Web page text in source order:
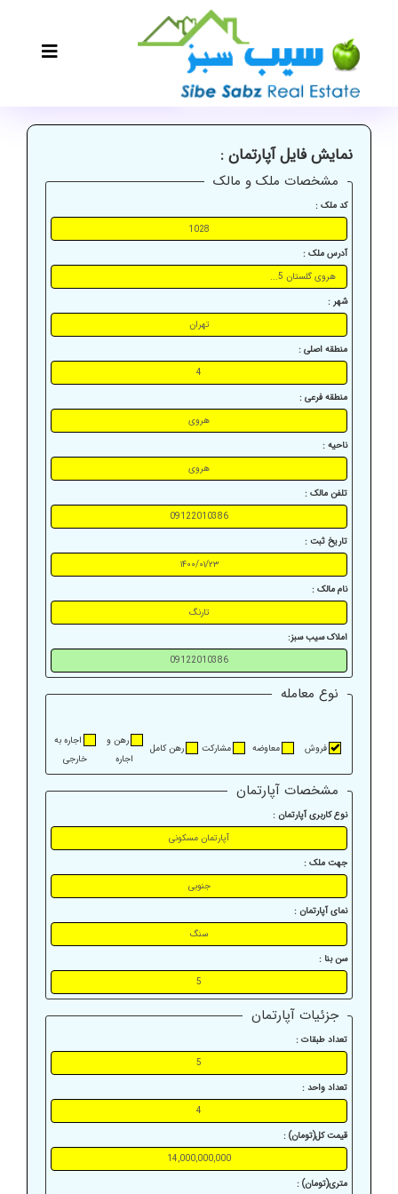
نمایش فایل آپارتمان :
مشخصات ملک و مالک
کد ملک :
آدرس ملک :
شهر :
منطقه اصلی :
منطقه فرعی :
ناحیه :
تلفن مالک :
تاریخ ثبت :
نام مالک :
املاک سیب سبز:
نوع معامله
فروش معاوضه مشارکت رهن کامل
رهن و
اجاره
اجاره به
خارجی
مشخصات آپارتمان
نوع کاربری آپارتمان :
جهت ملک :
نمای آپارتمان :
سن بنا :
جزئیات آپارتمان
تعداد طبقات :
تعداد واحد :
قیمت کل(تومان) :
متری(تومان) :